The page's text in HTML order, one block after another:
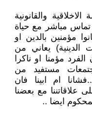
والقانونية
مباشر مع حياة
مؤمنين بالدين او
الدينية) يعاني من
مؤمنا او ناكرا
مستفيد من
ام ابينا فان
علاقاتننا مع بعضنا
ايضا ..